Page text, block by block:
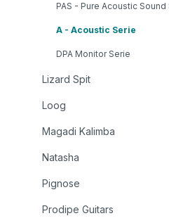
PAS - Pure Acoustic Sound
A - Acoustic Serie
DPA Monitor Serie
Lizard Spit
Loog
Magadi Kalimba
Natasha
Pignose
Prodipe Guitars